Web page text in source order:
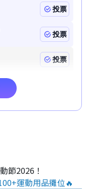
節2026！
運動用品攤位🔥